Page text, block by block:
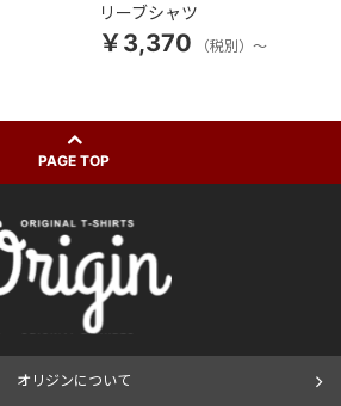
リーブシャツ
￥3,370 （税別）～
PAGE TOP
オリジンについて